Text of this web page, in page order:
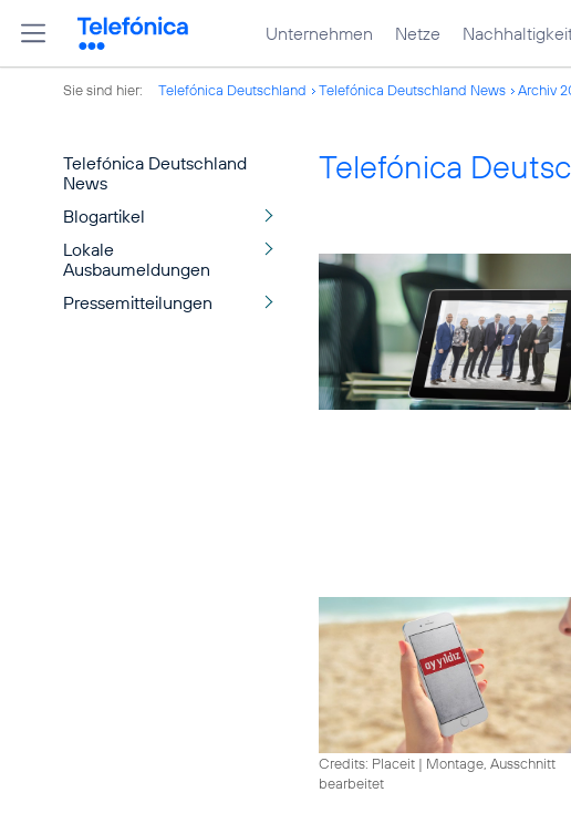
Unternehmen Netze
Sie sind hier: Telefónica Deutschland Telefónica Deutschland News Archiv
Telefónica Deutschland
News
Blogartikel
Lokale
Ausbaumeldungen
Pressemitteilungen
Telefónica
Credits: Placeit | Montage, Ausschnitt
bearbeitet